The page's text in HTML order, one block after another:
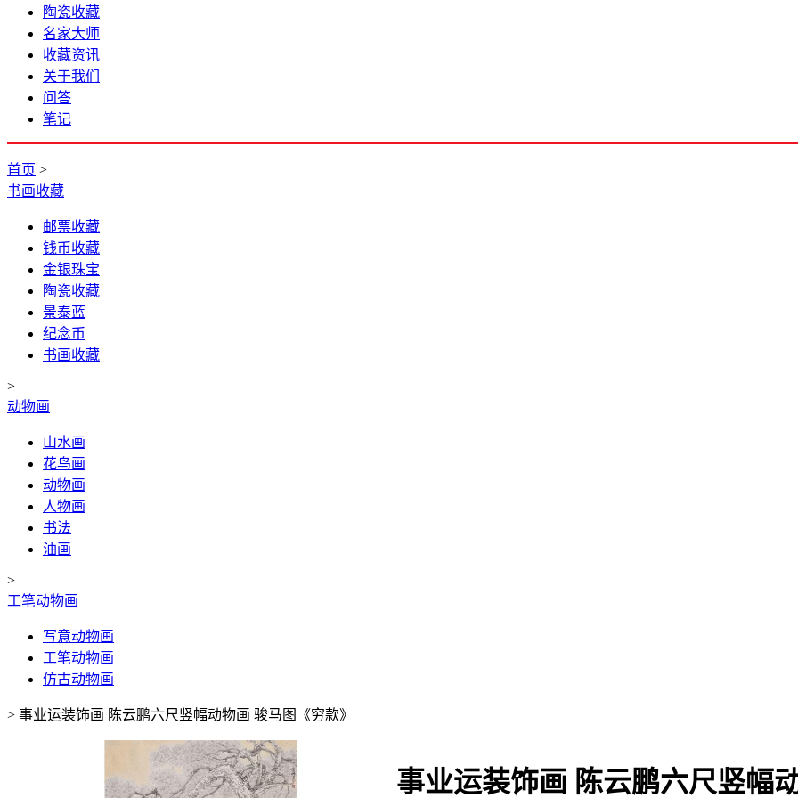
陶瓷收藏
名家大师
收藏资讯
关于我们
问答
笔记
首页 >
书画收藏
邮票收藏
钱币收藏
金银珠宝
陶瓷收藏
景泰蓝
纪念币
书画收藏
>
动物画
山水画
花鸟画
动物画
人物画
书法
油画
>
工笔动物画
写意动物画
工笔动物画
仿古动物画
> 事业运装饰画 陈云鹏六尺竖幅动物画 骏马图《穷款》
事业运装饰画 陈云鹏六尺竖幅